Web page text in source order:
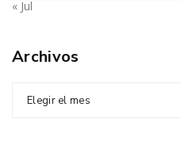
« Jul
Archivos
Elegir el mes